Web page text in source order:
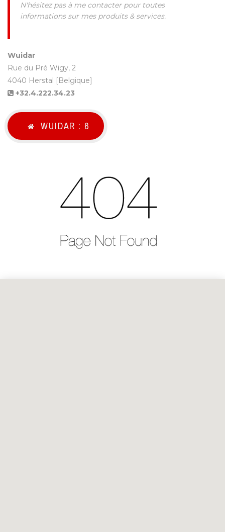
N'hésitez pas à me contacter pour toutes
informations sur mes produits & services.
Wuidar
Rue du Pré Wigy, 2
4040 Herstal [Belgique]
+32.4.222.34.23
WUIDAR : 5